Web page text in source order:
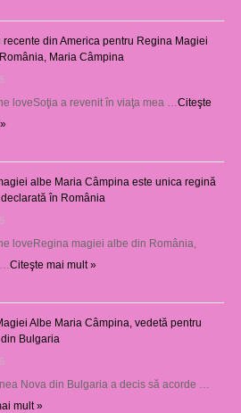
recente din America pentru Regina Magiei
Maria Câmpina
loveSoţia a revenit în viaţa mea … Citeşte
albe Maria Câmpina este unica regină
în România
loveRegina magiei albe din România,
Citeşte mai mult »
Albe Maria Câmpina, vedetă pentru
Bulgaria
Nova din Bulgaria a decis să acorde …
mult »